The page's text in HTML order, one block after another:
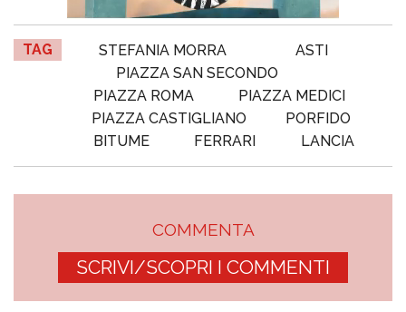
TAG STEFANIA MORRA
ASTI
PIAZZA SAN SECONDO
PIAZZA ROMA
PIAZZA MEDICI
PIAZZA CASTIGLIANO
PORFIDO
BITUME
FERRARI LANCIA
COMMENTA
SCRIVI/SCOPRI I COMMENTI